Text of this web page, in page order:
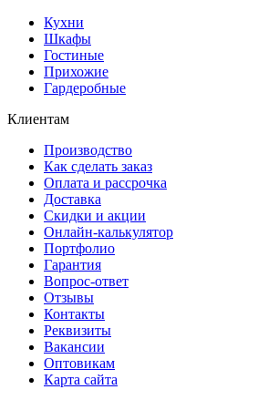
Кухни
Шкафы
Гостиные
Прихожие
Гардеробные
Клиентам
Производство
Как сделать заказ
Оплата и рассрочка
Доставка
Скидки и акции
Онлайн-калькулятор
Портфолио
Гарантия
Вопрос-ответ
Отзывы
Контакты
Реквизиты
Вакансии
Оптовикам
Карта сайта